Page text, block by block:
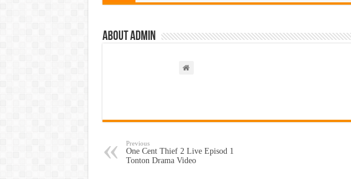
About admin
Previous
One Cent Thief 2 Live Episod 1
Tonton Drama Video